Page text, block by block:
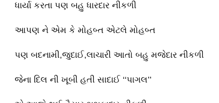
ધાર્યા કરતા પણ બહુ ધારદાર નીકળી
આપણ ને એમ કે મોહબ્ત એટલે મોહબ્ત
પણ બદનામી,જુદાઈ,લાચારી આતો બહુ મજેદાર નીકળી
જેના દિલ ની ખૂબી હતી સાદાઈ ‘‘પાગલ’’